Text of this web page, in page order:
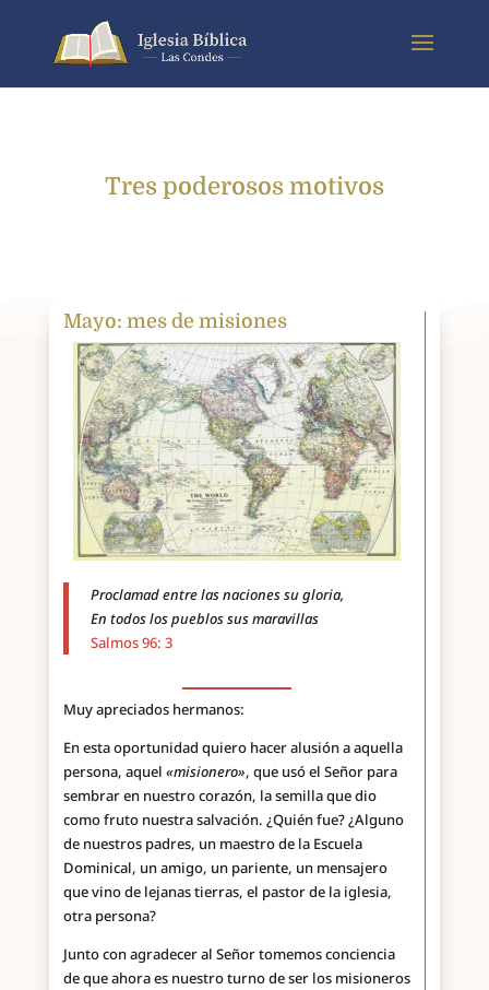
Tres poderosos motivos
Mayo: mes de misiones
Proclamad entre las naciones su gloria,
En todos los pueblos sus maravillas
Salmos 96: 3
Muy apreciados hermanos:
En esta oportunidad quiero hacer alusión a aquella
persona, aquel «misionero», que usó el Señor para
sembrar en nuestro corazón, la semilla que dio
como fruto nuestra salvación. ¿Quién fue? ¿Alguno
de nuestros padres, un maestro de la Escuela
Dominical, un amigo, un pariente, un mensajero
que vino de lejanas tierras, el pastor de la iglesia,
otra persona?
Junto con agradecer al Señor tomemos conciencia
de que ahora es nuestro turno de ser los misioneros